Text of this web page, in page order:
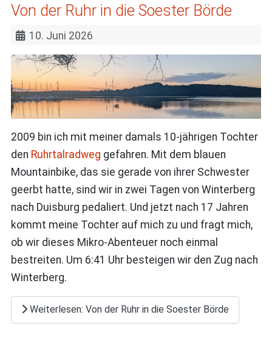
Von der Ruhr in die Soester Börde
10. Juni 2026
2009 bin ich mit meiner damals 10-jährigen Tochter
den Ruhrtalradweg gefahren. Mit dem blauen
Mountainbike, das sie gerade von ihrer Schwester
geerbt hatte, sind wir in zwei Tagen von Winterberg
nach Duisburg pedaliert. Und jetzt nach 17 Jahren
kommt meine Tochter auf mich zu und fragt mich,
ob wir dieses Mikro-Abenteuer noch einmal
bestreiten. Um 6:41 Uhr besteigen wir den Zug nach
Winterberg.
Weiterlesen: Von der Ruhr in die Soester Börde